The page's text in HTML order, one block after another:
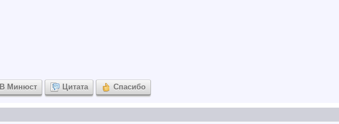
В Минюст Цитата Спасибо